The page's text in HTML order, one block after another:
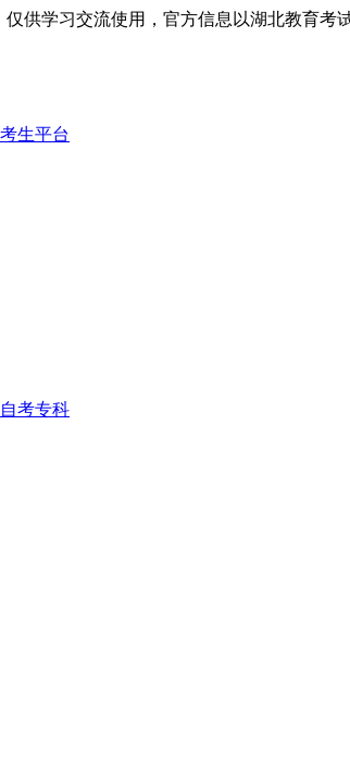
供学习交流使用，官方信息以湖北教育考
考生平台
自考专科